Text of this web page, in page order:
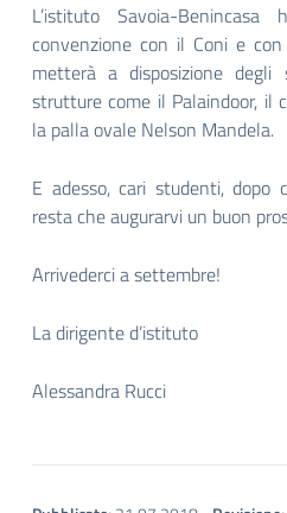
L’istituto Savoia-
convenzione con il Coni e
metterà a disposizione
strutture come il Palaindoor, il
la palla ovale Nelson Mandela.
E adesso, cari studenti,
resta che augurarvi un buon
Arrivederci a settembre!
La dirigente d’istituto
Alessandra Rucci